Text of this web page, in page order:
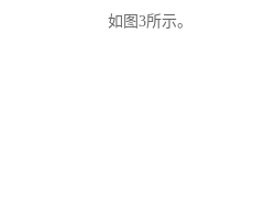
如图3所示。